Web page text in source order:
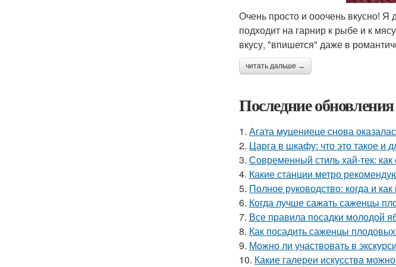
Очень просто и ооочень вкусно!
подходит на гарнир к рыбе и к
вкусу, "впишется" даже в
читать дальше →
Последние
1. Агата муцениеце снова
2. Царга в шкафу: что это такое и
3. Современный стиль хай-тек:
4. Какие станции метро
5. Полное руководство: когда и
6. Когда лучше сажать саженцы
7. Все правила посадки молодой
8. Как посадить саженцы
9. Можно ли участвовать в
10. Какие галереи искусства